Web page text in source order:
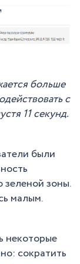
больше
с
11 секунд.
были
зеленой зоны.
малым.
некоторые
сократить